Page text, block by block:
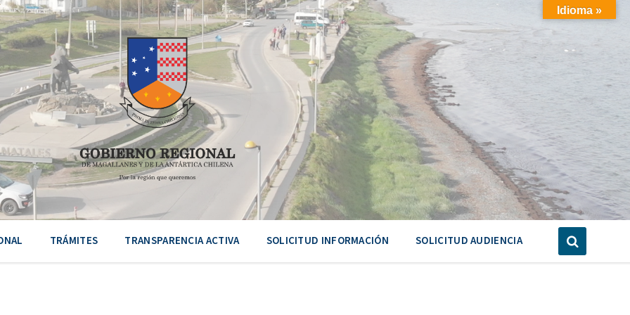
TRÁMITES TRANSPARENCIA ACTIVA SOLICITUD INFORMACIÓN SOLICITUD AUDIENCIA
Idioma »